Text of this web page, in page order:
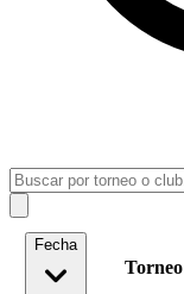
Fecha
Torneo